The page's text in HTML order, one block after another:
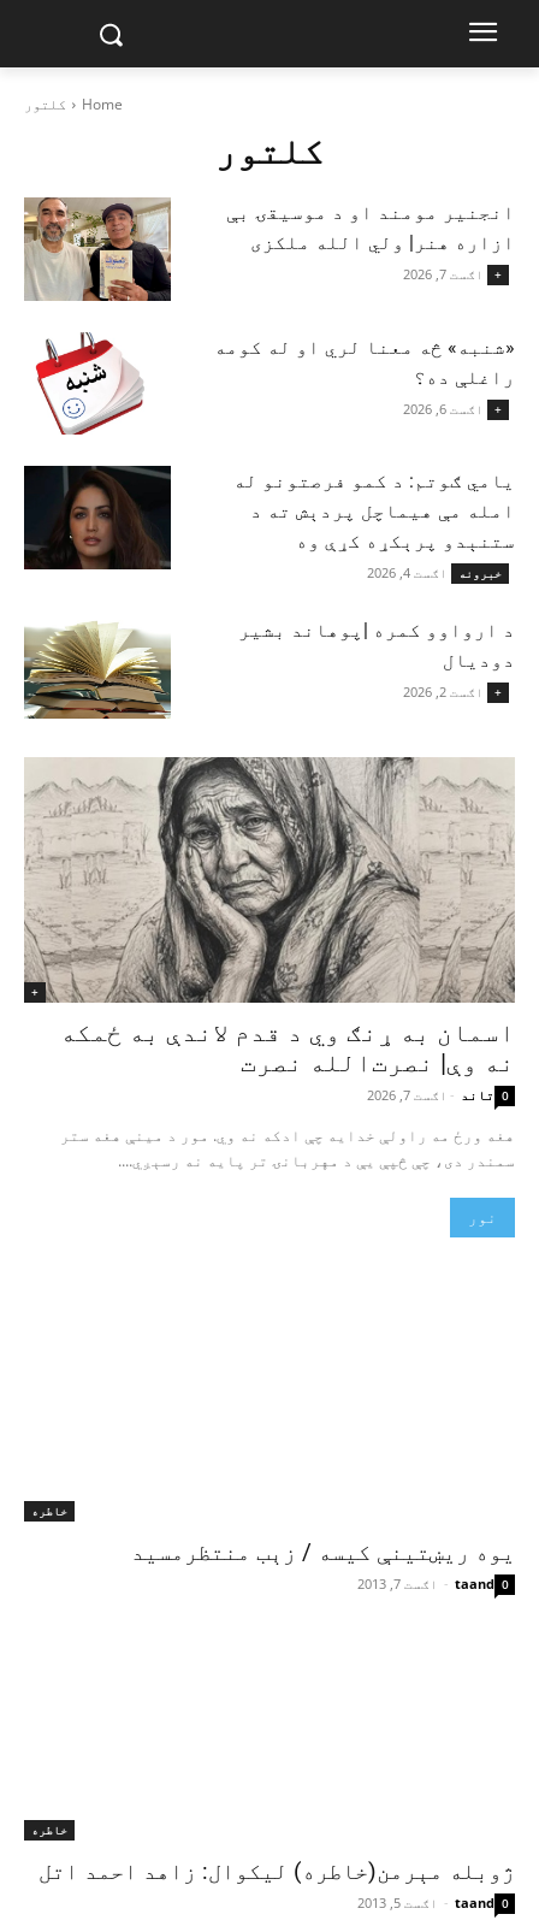
Home کلتور
کلتور
انجنیر مومند او د موسیقۍ بې‌
ازاره هنر| ولي الله ملکزی
+ اګست 7, 2026
«شنبه» څه معنا لري او له کومه
راغلې ده؟
+ اګست 6, 2026
یامي ګوتم: د کمو فرصتونو له
امله مې هیماچل پردېش ته د
ستنېدو پرېکړه کړې وه
خبرونه اګست 4, 2026
د ارواوو کمره |پوهاند بشیر
دودیال
+ اګست 2, 2026
+
اسمان به ړنګ وي د قدم لاندې به ځمکه
نه وې| نصرت‌الله نصرت
تاند - اګست 7, 2026 0
هغه ورځ مه راولې خدایه چې ادکه نه وي. مور د مینې هغه ستر
سمندر دی، چې څپې یې د مهربانۍ تر پایه نه رسېږي....
نور
خاطره
یوه ریښتینې کیسه / زېب منتظرمسید
taand
- اګست 7, 2013 0
خاطره
ژوبله مېرمن(خاطره) ليکوال: زاهد احمد اتل
taand
- اګست 5, 2013 0